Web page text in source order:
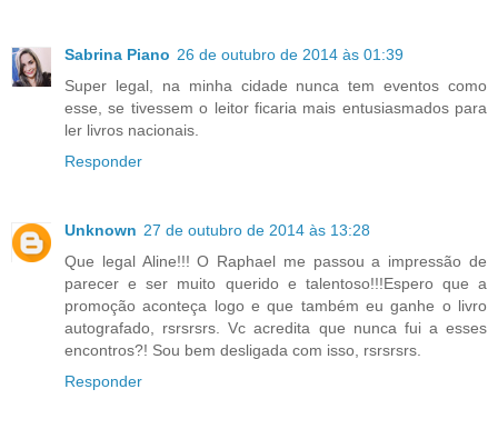
Sabrina Piano 26 de outubro de 2014 às 01:39
Super legal, na minha cidade nunca tem eventos como
esse, se tivessem o leitor ficaria mais entusiasmados para
ler livros nacionais.
Responder
Unknown 27 de outubro de 2014 às 13:28
Que legal Aline!!! O Raphael me passou a impressão de
parecer e ser muito querido e talentoso!!!Espero que a
promoção aconteça logo e que também eu ganhe o livro
autografado, rsrsrsrs. Vc acredita que nunca fui a esses
encontros?! Sou bem desligada com isso, rsrsrsrs.
Responder